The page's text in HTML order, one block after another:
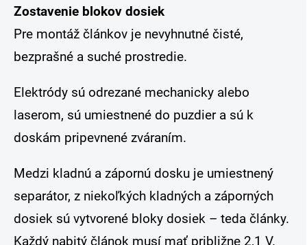
Zostavenie blokov dosiek
Pre montáž článkov je nevyhnutné čisté,
bezprašné a suché prostredie.
Elektródy sú odrezané mechanicky alebo
laserom, sú umiestnené do puzdier a sú k
doskám pripevnené zváraním.
Medzi kladnú a zápornú dosku je umiestnený
separátor, z niekoľkých kladných a záporných
dosiek sú vytvorené bloky dosiek – teda články.
Každý nabitý článok musí mať približne 2,1 V.